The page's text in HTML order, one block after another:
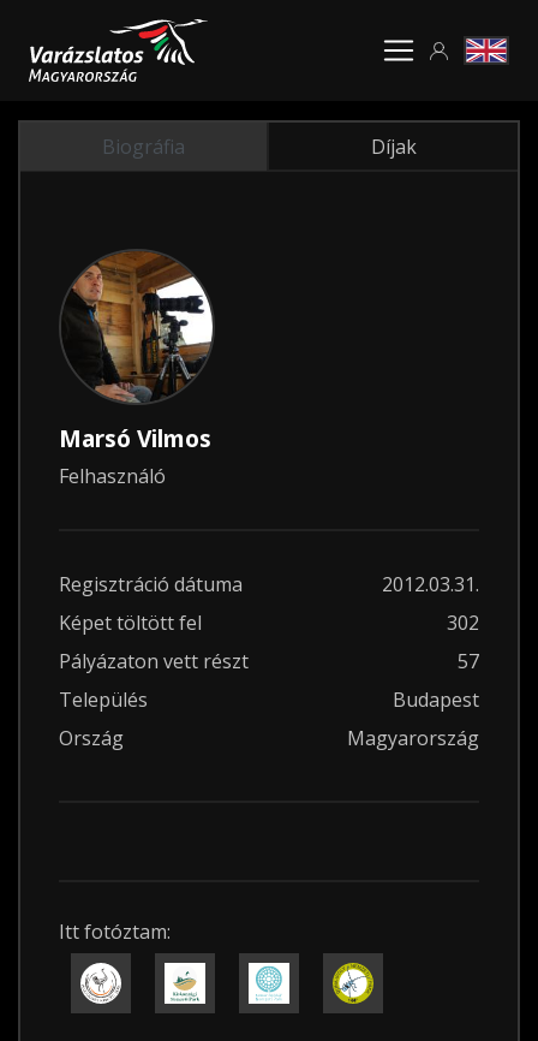
Biográfia Díjak
Marsó Vilmos
Felhasználó
Regisztráció dátuma
2012.03.31.
Képet töltött fel
302
Pályázaton vett részt
57
Település
Budapest
Ország
Magyarország
Itt fotóztam: